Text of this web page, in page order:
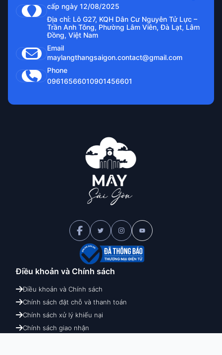
cấp ngày 12/08/2025
Địa chỉ: Lô G27, KQH Dân Cư Nguyên Tử Lực –
Trần Anh Tông, Phường Lâm Viên, Đà Lạt, Lâm
Đồng, Việt Nam
Email
maylangthangsaigon.contact@gmail.com
Phone
09616566010901456601
Điều khoản và Chính sách
Điều khoản và Chính sách
Chính sách đặt chỗ và thanh toán
Chính sách xử lý khiếu nại
Chính sách giao nhận